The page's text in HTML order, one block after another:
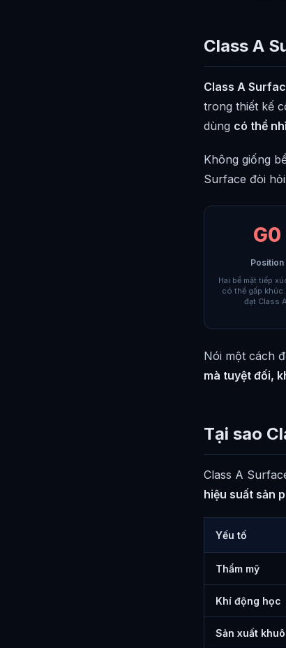
Class A
Class A
trong thiết kế
dùng có thể
Không giống
Surface đòi
G0
Position
Hai bề mặt tiếp
có thể gấp
đạt Class A.
Nói một cách
mà tuyệt đối,
Tại sao
Class A
hiệu suất sản
Yếu tố
Thẩm mỹ
Khí động học
Sản xuất